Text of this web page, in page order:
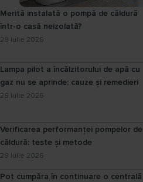
Merită instalată o pompă de căldură
într-o casă neizolată?
29 Iulie 2026
Lampa pilot a încălzitorului de apă cu
gaz nu se aprinde: cauze și remedieri
29 Iulie 2026
Verificarea performanței pompelor de
căldură: teste și metode
29 Iulie 2026
Pot cumpăra în continuare o centrală